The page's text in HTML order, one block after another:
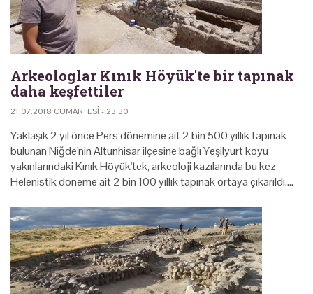
Arkeologlar Kınık Höyük'te bir tapınak
daha keşfettiler
21.07.2018 CUMARTESI - 23:30
Yaklaşık 2 yıl önce Pers dönemine ait 2 bin 500 yıllık tapınak
bulunan Niğde'nin Altunhisar ilçesine bağlı Yeşilyurt köyü
yakınlarındaki Kınık Höyük'tek, arkeoloji kazılarında bu kez
Helenistik döneme ait 2 bin 100 yıllık tapınak ortaya çıkarıldı.…